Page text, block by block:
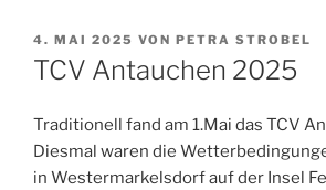
VERÖFFENTLICHT
AM
4. MAI 2025 VON PETRA STROBEL
TCV Antauchen 2025
Traditionell fand am 1.Mai das TCV
Diesmal waren die
in Westermarkelsdorf auf der Insel